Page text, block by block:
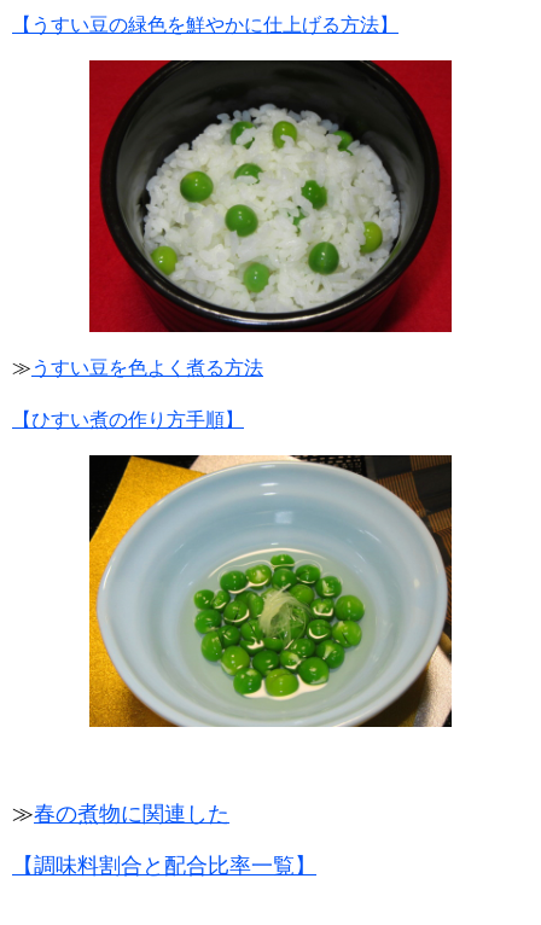
【うすい豆の緑色を鮮やかに仕上げる方法】
≫ うすい豆を色よく煮る方法
【ひすい煮の作り方手順】
≫春の煮物に関連した
【調味料割合と配合比率一覧】